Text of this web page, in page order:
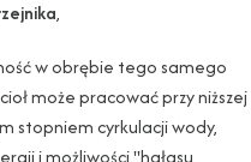
,
w obrębie tego samego
może pracować przy niższej
stopniem cyrkulacji wody,
i możliwości "hałasu